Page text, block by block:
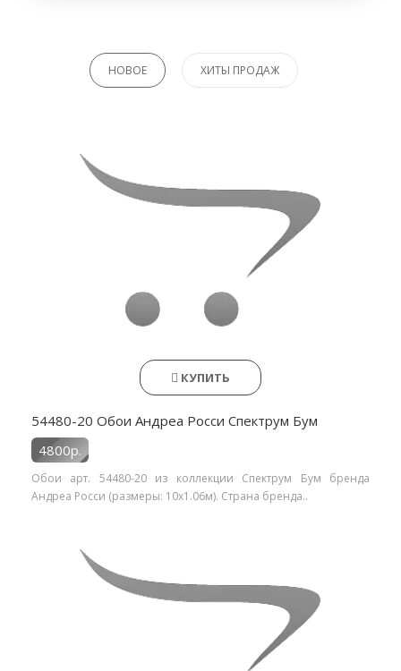
НОВОЕ ХИТЫ ПРОДАЖ
КУПИТЬ
54480-20 Обои Андреа Росси Спектрум Бум
4800р.
Обои арт. 54480-20 из коллекции Спектрум Бум бренда
Андреа Росси (размеры: 10х1.06м). Страна бренда..